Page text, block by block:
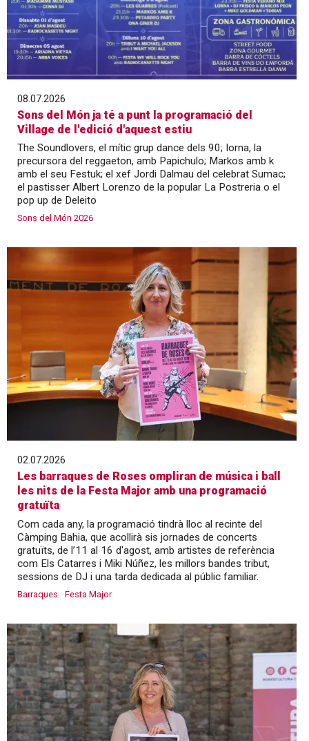
08.07.2026
Sons del Món ja té a punt la programació del
Village de l'edició d'aquest estiu
The Soundlovers, el mític grup dance dels 90; Iorna, la
precursora del reggaeton, amb Papichulo; Markos amb k
amb el seu Festuk; el xef Jordi Dalmau del celebrat Sumac;
el pastisser Albert Lorenzo de la popular La Postreria o el
pop up de Deleito
Sons del Món 2026
02.07.2026
Les barraques de Roses ompliran de música i ball
les nits de la Festa Major amb una programació
gratuïta
Com cada any, la programació tindrà lloc al recinte del
Càmping Bahia, que acollirà sis jornades de concerts
gratuïts, de l’11 al 16 d'agost, amb artistes de referència
com Els Catarres i Miki Núñez, les millors bandes tribut,
sessions de DJ i una tarda dedicada al públic familiar.
Barraques Festa Major